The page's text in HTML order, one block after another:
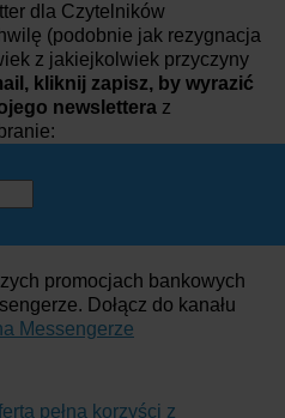
dla Czytelników
(podobnie jak rezygnacja
z jakiejkolwiek przyczyny
kliknij zapisz, by wyrazić
newslettera z
promocjach bankowych
Dołącz do kanału
Messengerze
pełna korzyści z